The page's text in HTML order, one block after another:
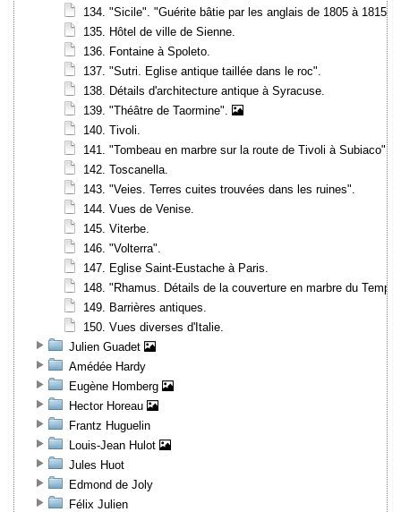
134. "Sicile". "Guérite bâtie par les anglais de 1805 à
135. Hôtel de ville de Sienne.
136. Fontaine à Spoleto.
137. "Sutri. Eglise antique taillée dans le roc".
138. Détails d'architecture antique à Syracuse.
139. "Théâtre de Taormine".
140. Tivoli.
141. "Tombeau en marbre sur la route de Tivoli à Subiaco".
142. Toscanella.
143. "Veies. Terres cuites trouvées dans les ruines".
144. Vues de Venise.
145. Viterbe.
146. "Volterra".
147. Eglise Saint-Eustache à Paris.
148. "Rhamus. Détails de la couverture en marbre du
149. Barrières antiques.
150. Vues diverses d'Italie.
Julien Guadet
Amédée Hardy
Eugène Homberg
Hector Horeau
Frantz Huguelin
Louis-Jean Hulot
Jules Huot
Edmond de Joly
Félix Julien